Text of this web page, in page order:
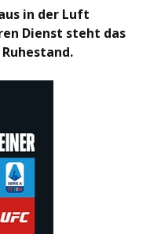
in der Luft
Dienst steht das